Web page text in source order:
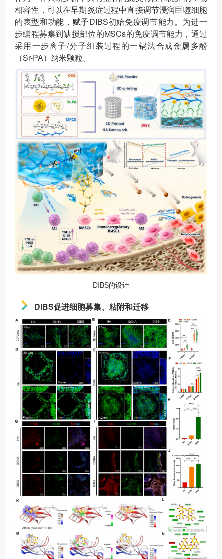
相容性，可以在早期炎症过程中直接调节浸润巨噬细胞
的表型和功能，赋予DIBS初始免疫调节能力。为进一
步编程募集到缺损部位的MSCs的免疫调节能力，通过
采用一步离子/分子组装过程的一锅法合成金属多酚
（Sr-PA）纳米颗粒。
DIBS的设计
DIBS促进细胞募集、粘附和迁移